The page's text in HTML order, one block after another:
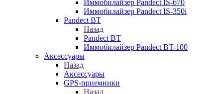
Иммобилайзер Pandect IS-670
Иммобилайзер Pandect IS-350i
Pandect BT
Назад
Pandect BT
Иммобилайзер Pandect BT-100
Аксессуары
Назад
Аксессуары
GPS-приемники
Назад